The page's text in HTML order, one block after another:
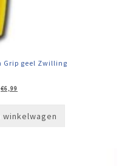
Grip geel Zwilling
Oorspronkelijke
prijs
€6,99
prijs
winkelwagen